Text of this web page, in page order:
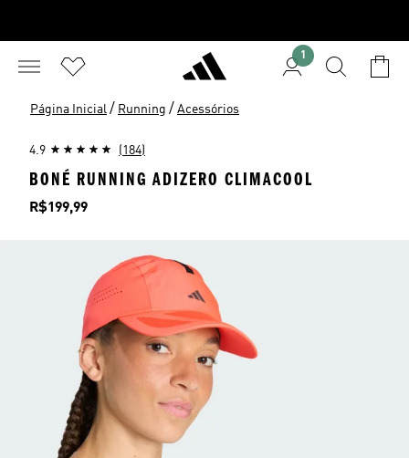
1
Página Inicial / Running / Acessórios
4.9 (184)
BONÉ RUNNING ADIZERO CLIMACOOL
Preço
R$199,99